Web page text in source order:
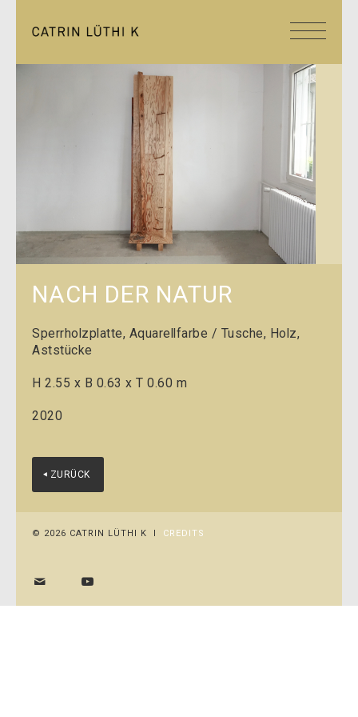
NACH DER NATUR
Sperrholzplatte, Aquarellfarbe / Tusche, Holz,
Aststücke
H 2.55 x B 0.63 x T 0.60 m
2020
ZURÜCK
© 2026 CATRIN LÜTHI K I CREDITS